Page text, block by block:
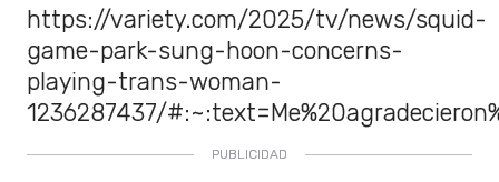
https://variety.com/2025/tv/news/squid-
game-park-sung-hoon-concerns-
playing-trans-woman-
1236287437/